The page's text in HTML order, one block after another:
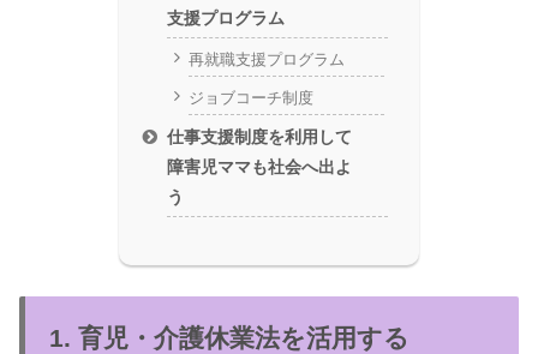
支援プログラム
再就職支援プログラム
ジョブコーチ制度
仕事支援制度を利用して
障害児ママも社会へ出よ
う
1. 育児・介護休業法を活用する